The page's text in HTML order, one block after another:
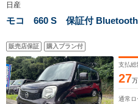
日産
モコ 660 S 保証付 Bluetooth
販売店保証 購入プラン付
支払総
27
通常ロ